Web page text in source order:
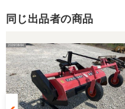
同じ出品者の商品